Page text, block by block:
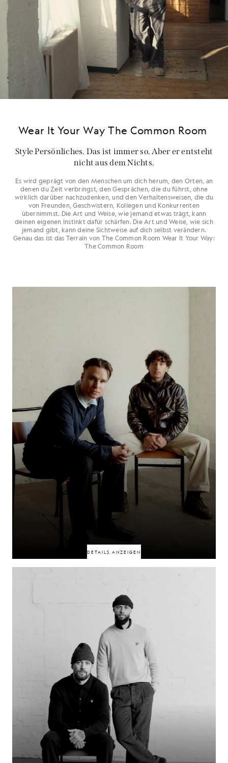
Wear It Your Way The Common Room
Style Persönliches. Das ist immer so. Aber er entsteht
nicht aus dem Nichts.
Es wird geprägt von den Menschen um dich herum, den Orten, an
denen du Zeit verbringst, den Gesprächen, die du führst, ohne
wirklich darüber nachzudenken, und den Verhaltensweisen, die du
von Freunden, Geschwistern, Kollegen und Konkurrenten
übernimmst. Die Art und Weise, wie jemand etwas trägt, kann
deinen eigenen Instinkt dafür schärfen. Die Art und Weise, wie sich
jemand gibt, kann deine Sichtweise auf dich selbst verändern.
Genau das ist das Terrain von The Common Room Wear It Your Way:
The Common Room
DETAILS ANZEIGEN
50% RABATT
Verbunden durch Klang, ein gemeinsames Ziel und ein klares Gefühl der
Zugehörigkeit repräsentiert dieses Duo Dublin durch seine Musik. Ihre
Verbindung wurzelt in ihrer Herkunft, ihren Überzeugungen und der
Kultur, die sie nach wie vor prägt. Eine gemeinsame Stadt, auf
unterschiedliche Weise zum Ausdruck gebracht.
50% RABATT 50% RABATT